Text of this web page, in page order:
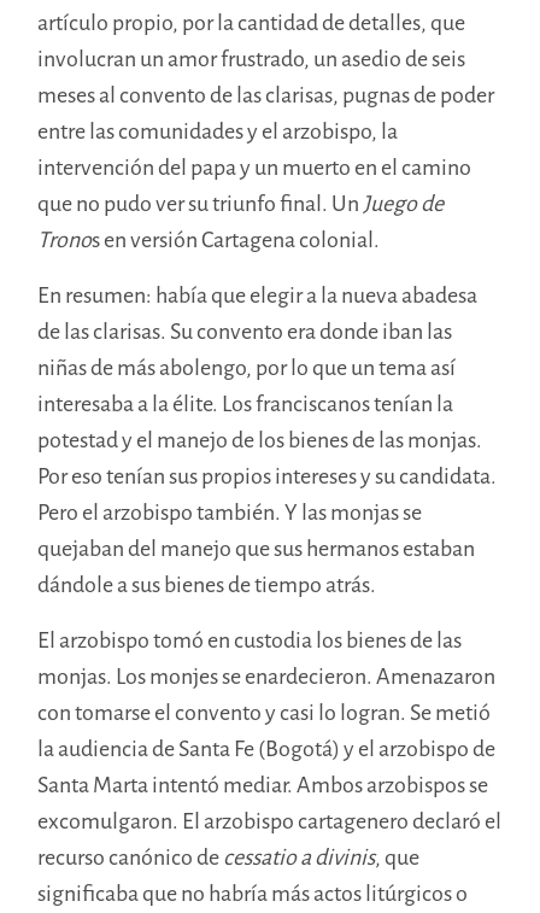
artículo propio, por la cantidad de detalles, que
involucran un amor frustrado, un asedio de seis
meses al convento de las clarisas, pugnas de poder
entre las comunidades y el arzobispo, la
intervención del papa y un muerto en el camino
que no pudo ver su triunfo final. UnJuego de
Tronos en versión Cartagena colonial.
En resumen: había que elegir a la nueva abadesa
de las clarisas. Su convento era donde iban las
niñas de más abolengo, por lo que un tema así
interesaba a la élite. Los franciscanos tenían la
potestad y el manejo de los bienes de las monjas.
Por eso tenían sus propios intereses y su candidata.
Pero el arzobispo también. Y las monjas se
quejaban del manejo que sus hermanos estaban
dándole a sus bienes de tiempo atrás.
El arzobispo tomó en custodia los bienes de las
monjas. Los monjes se enardecieron. Amenazaron
con tomarse el convento y casi lo logran. Se metió
la audiencia de Santa Fe (Bogotá) y el arzobispo de
Santa Marta intentó mediar. Ambos arzobispos se
excomulgaron. El arzobispo cartagenero declaró el
recurso canónico decessatio a divinis, que
significaba que no habría más actos litúrgicos o